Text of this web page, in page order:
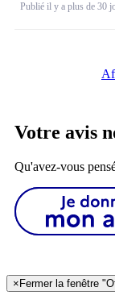
Publié il y a plus de 30
Votre avis
Qu'avez-vous
× Fermer la fenêtre